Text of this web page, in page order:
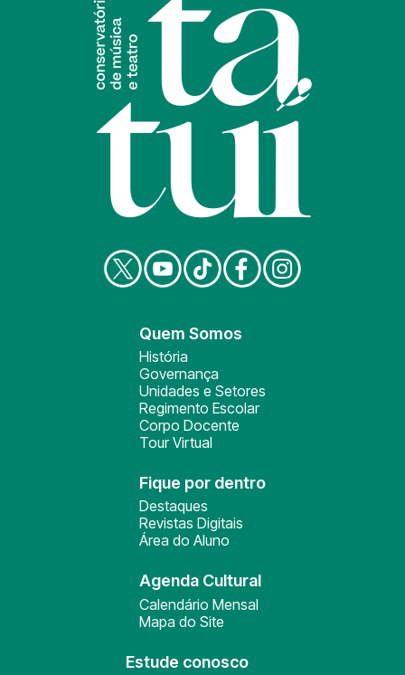
Quem Somos
História
Governança
Unidades e Setores
Regimento Escolar
Corpo Docente
Tour Virtual
Fique por dentro
Destaques
Revistas Digitais
Área do Aluno
Agenda Cultural
Calendário Mensal
Mapa do Site
Estude conosco